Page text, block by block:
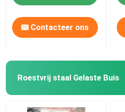
Contacteer ons
Roestvrij staal Gelaste Buis